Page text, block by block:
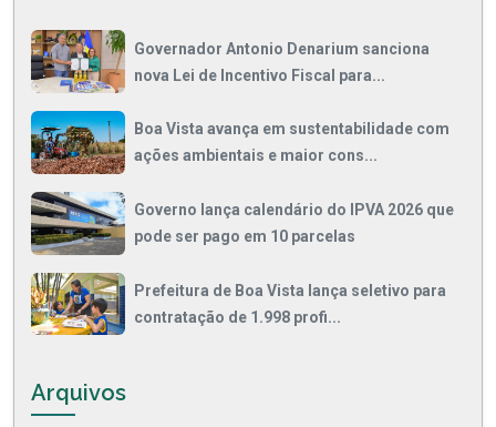
Governador Antonio Denarium sanciona
nova Lei de Incentivo Fiscal para...
Boa Vista avança em sustentabilidade com
ações ambientais e maior cons...
Governo lança calendário do IPVA 2026 que
pode ser pago em 10 parcelas
Prefeitura de Boa Vista lança seletivo para
contratação de 1.998 profi...
Arquivos